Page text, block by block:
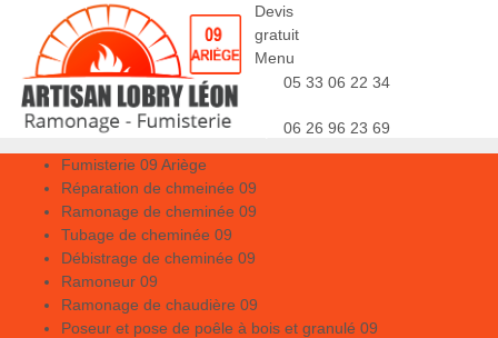
Devis
gratuit
Menu
05 33 06 22 34
06 26 96 23 69
Fumisterie 09 Ariège
Réparation de chmeinée 09
Ramonage de cheminée 09
Tubage de cheminée 09
Débistrage de cheminée 09
Ramoneur 09
Ramonage de chaudière 09
Poseur et pose de poêle à bois et granulé 09